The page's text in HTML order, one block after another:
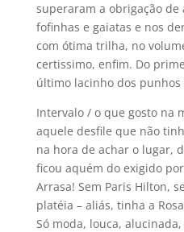
superaram a obrigação
fofinhas e gaiatas e nos
com ótima trilha, no
certissimo, enfim. Do
último lacinho dos punhos
Intervalo / o que gosto na
aquele desfile que não
na hora de achar o lugar,
ficou aquém do exigido
Arrasa! Sem Paris Hilton,
platéia – aliás, tinha a
Só moda, louca,